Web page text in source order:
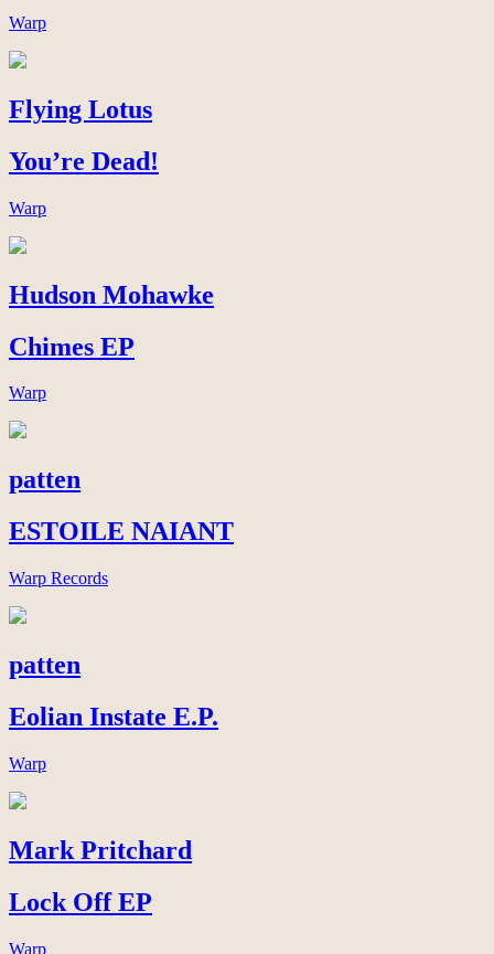
Warp
Flying Lotus
You’re Dead!
Warp
Hudson Mohawke
Chimes EP
Warp
patten
ESTOILE NAIANT
Warp Records
patten
Eolian Instate E.P.
Warp
Mark Pritchard
Lock Off EP
Warp